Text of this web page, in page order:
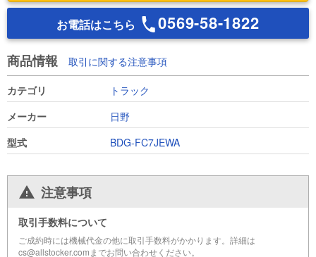
お電話はこちら 0569-58-1822
商品情報 取引に関する注意事項
カテゴリ
トラック
メーカー
日野
型式
BDG-FC7JEWA
注意事項
取引手数料について
ご成約時には機械代金の他に取引手数料がかかります。詳細は
cs@allstocker.comまでお問い合わせください。